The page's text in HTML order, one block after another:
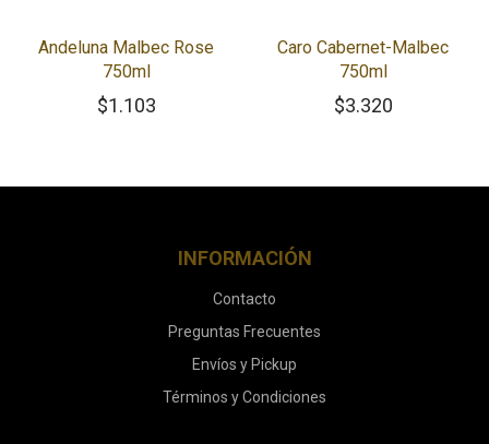
Andeluna Malbec Rose
750ml
$1.103
Caro Cabernet-Malbec
750ml
$3.320
INFORMACIÓN
Contacto
Preguntas Frecuentes
Envíos y Pickup
Términos y Condiciones